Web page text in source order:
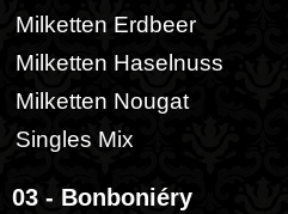
Milketten Erdbeer
Milketten Haselnuss
Milketten Nougat
Singles Mix
03 - Bonboniéry